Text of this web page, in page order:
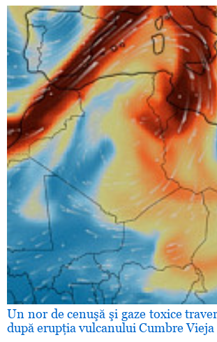
Un nor de cenuşă şi gaze toxice
după erupţia vulcanului Cumbre Vieja